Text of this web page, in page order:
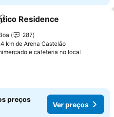
Adicionar aos favoritos
Residence
287
km de Arena Castelão
e cafeteria no local
preços
Ver preços